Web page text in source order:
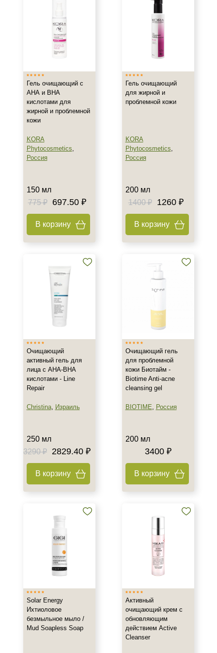
Ровный тон
Показать еще
Область применения
Веки
Декольте
Лицо
Показать еще
120 мл
150 мл
160 мл
Аминокислоты
Вечер
Ежедневный
Процедура
Демакияж
Гель очищающий с
АНА и ВНА
кислотами для
жирной и проблемной
кожи
KORA
Phytocosmetics,
Россия
150 мл
775 ₽
697.50 ₽
В корзину
Гель очищающий
для жирной и
проблемной кожи
KORA
Phytocosmetics,
Россия
200 мл
1400 ₽
1260 ₽
В корзину
Очищающий
активный гель для
лица с AHA-BHA
кислотами - Line
Repair
Christina, Израиль
250 мл
3290 ₽
2829.40 ₽
В корзину
Очищающий гель
для проблемной
кожи Биотайм -
Biotime Anti-acne
cleansing gel
BIOTIME, Россия
200 мл
3400 ₽
В корзину
Solar Energy
Ихтиоловое
безмыльное мыло /
Mud Soapless Soap
Активный
очищающий крем с
обновляющим
действием Active
Cleanser